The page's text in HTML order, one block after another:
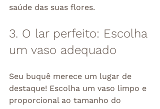
saúde das suas flores.
3. O lar perfeito: Escolha
um vaso adequado
Seu buquê merece um lugar de
destaque! Escolha um vaso limpo e
proporcional ao tamanho do